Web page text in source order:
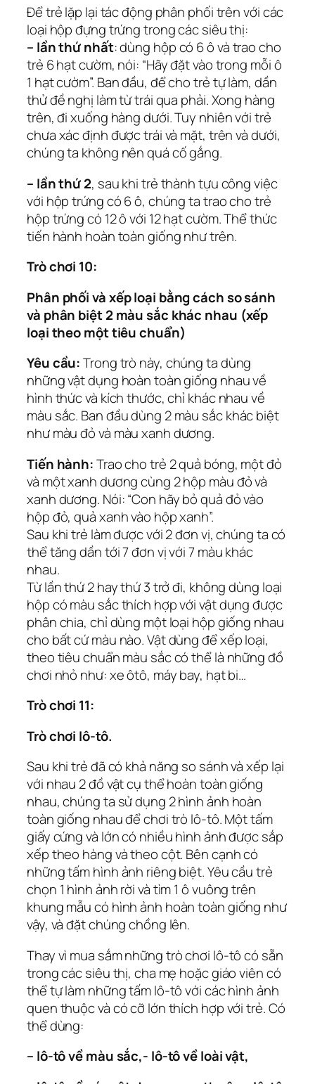
Để trẻ lặp lại tác động phân phối trên với các
loại hộp đựng trứng trong các siêu thị:
– lần thứ nhất: dùng hộp có 6 ô và trao cho
trẻ 6 hạt cườm, nói: “Hãy đặt vào trong mỗi ô
1 hạt cườm”. Ban đầu, để cho trẻ tự làm, dần
thử đề nghị làm từ trái qua phải. Xong hàng
trên, đi xuống hàng dưới. Tuy nhiên với trẻ
chưa xác định được trái và mặt, trên và dưới,
chúng ta không nên quá cố gắng.
– lần thứ 2, sau khi trẻ thành tựu công việc
với hộp trứng có 6 ô, chúng ta trao cho trẻ
hộp trứng có 12 ô với 12 hạt cườm. Thể thức
tiến hành hoàn toàn giống như trên.
Trò chơi 10:
Phân phối và xếp loại bằng cách so sánh
và phân biệt 2 màu sắc khác nhau (xếp
loại theo một tiêu chuẩn)
Yêu cầu:Trong trò này, chúng ta dùng
những vật dụng hoàn toàn giống nhau về
hình thức và kích thước, chỉ khác nhau về
màu sắc. Ban đầu dùng 2 màu sắc khác biệt
như màu đỏ và màu xanh dương.
Tiến hành:Trao cho trẻ 2 quả bóng, một đỏ
và một xanh dương cùng 2 hộp màu đỏ và
xanh dương. Nói: “Con hãy bỏ quả đỏ vào
hộp đỏ, quả xanh vào hộp xanh”.
Sau khi trẻ làm được với 2 đơn vị, chúng ta có
thể tăng dần tới 7 đơn vị với 7 màu khác
nhau.
Từ lần thứ 2 hay thứ 3 trở đi, không dùng loại
hộp có màu sắc thích hợp với vật dụng được
phân chia, chỉ dùng một loại hộp giống nhau
cho bất cứ màu nào. Vật dùng để xếp loại,
theo tiêu chuẩn màu sắc có thể là những đồ
chơi nhỏ như: xe ôtô, máy bay, hạt bi…
Trò chơi 11:
Trò chơi lô-tô.
Sau khi trẻ đã có khả năng so sánh và xếp lại
với nhau 2 đồ vật cụ thể hoàn toàn giống
nhau, chúng ta sử dụng 2 hình ảnh hoàn
toàn giống nhau để chơi trò lô-tô. Một tấm
giấy cứng và lớn có nhiều hình ảnh được sắp
xếp theo hàng và theo cột. Bên cạnh có
những tấm hình ảnh riêng biệt. Yêu cầu trẻ
chọn 1 hình ảnh rời và tìm 1 ô vuông trên
khung mẫu có hình ảnh hoàn toàn giống như
vậy, và đặt chúng chồng lên.
Thay vì mua sắm những trò chơi lô-tô có sẵn
trong các siêu thị, cha mẹ hoặc giáo viên có
thể tự làm những tấm lô-tô với các hình ảnh
quen thuộc và có cỡ lớn thích hợp với trẻ. Có
thể dùng:
– lô-tô về màu sắc,- lô-tô về loài vật,